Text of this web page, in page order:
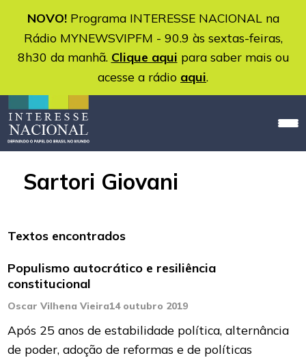
NOVO!Programa INTERESSE NACIONAL na
Rádio MYNEWSVIPFM - 90.9 às sextas-feiras,
8h30 da manhã. Clique aqui para saber mais ou
acesse a rádio aqui.
Sartori Giovani
Textos encontrados
Populismo autocrático e resiliência
constitucional
Oscar Vilhena Vieira14 outubro 2019
Após 25 anos de estabilidade política, alternância
de poder, adoção de reformas e de políticas